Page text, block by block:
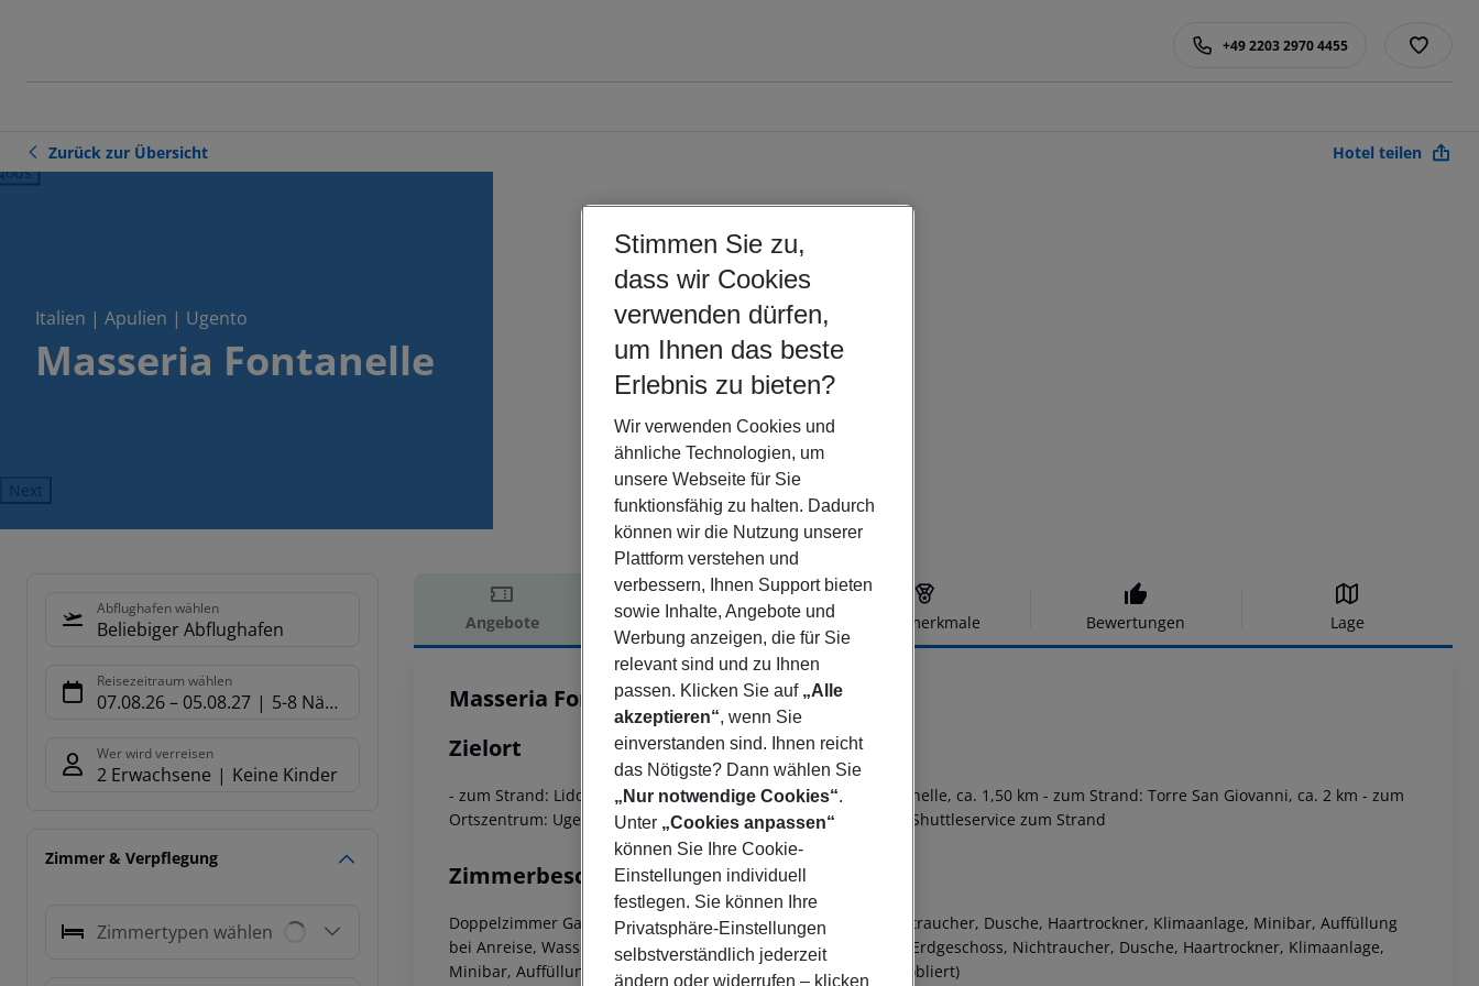
+49 2203 2970 4455
Zurück zur Übersicht Hotel teilen
Italien | Apulien | Ugento
Masseria Fontanelle
Next
Abflughafen wählen
Beliebiger Abflughafen
Reisezeitraum wählen
07.08.26– 05.08.27 5-8 Nächte
Wer wird verreisen
2 Erwachsene Keine Kinder
Zimmer & Verpflegung
Zimmertypen wählen
Angebote Hotelbeschreibung Hotelmerkmale Bewertungen Lage
Hotelbeschreibung
Masseria Fontanelle
Zielort
- zum Strand: Lido Pineta, ca. 2,50 km- zum Strand: Lido Fontanelle, ca. 1,50 km - zum Strand: Torre San Giovanni, ca. 2 km - zum
Ortszentrum: Ugento, ca. 4 km- ruhig, am Wald- Sandstrand: Shuttleservice zum Strand
Zimmerbeschreibung
Doppelzimmer Gartenblick (D1G)- 16-20 qm, Gartenblick, Nichtraucher, Dusche, Haartrockner, Klimaanlage, Minibar, Auffüllung
bei Anreise, Wasser, Safe, TV Doppelzimmer (DB2)- 16-20 qm, Erdgeschoss, Nichtraucher, Dusche, Haartrockner, Klimaanlage,
Minibar, Auffüllung bei Anreise, Wasser, Safe, TV, Terrasse (möbliert)
Stimmen Sie zu,
dass wir Cookies
verwenden dürfen,
um Ihnen das beste
Erlebnis zu bieten?
Wir verwenden Cookies und
ähnliche Technologien, um
unsere Webseite für Sie
funktionsfähig zu halten. Dadurch
können wir die Nutzung unserer
Plattform verstehen und
verbessern, Ihnen Support bieten
sowie Inhalte, Angebote und
Werbung anzeigen, die für Sie
relevant sind und zu Ihnen
passen. Klicken Sie auf „Alle
akzeptieren“, wenn Sie
einverstanden sind. Ihnen reicht
das Nötigste? Dann wählen Sie
„Nur notwendige Cookies“.
Unter „Cookies anpassen“
können Sie Ihre Cookie-
Einstellungen individuell
festlegen. Sie können Ihre
Privatsphäre-Einstellungen
selbstverständlich jederzeit
ändern oder widerrufen – klicken